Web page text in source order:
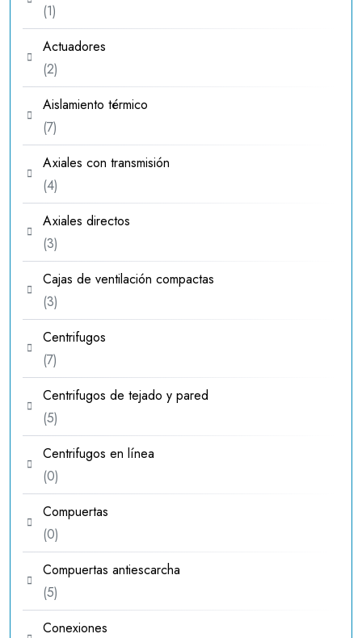
11
producto
Actuadores
22
productos
Aislamiento térmico
77
productos
Axiales con transmisión
44
productos
Axiales directos
33
productos
Cajas de ventilación compactas
33
productos
Centrifugos
77
productos
Centrifugos de tejado y pared
55
productos
Centrifugos en línea
00
productos
Compuertas
00
productos
Compuertas antiescarcha
55
productos
Conexiones